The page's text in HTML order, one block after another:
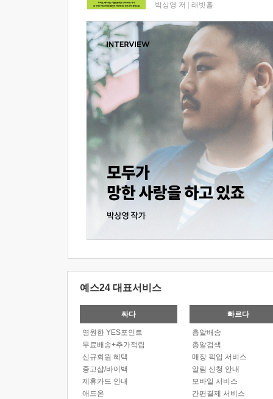
박상영 저 래빗홀
예스24 대표서비스
싸다
영원한 YES포인트
무료배송+추가적립
신규회원 혜택
중고샵/바이백
제휴카드 안내
애드온
빠르다
총알배송
총알검색
매장 픽업 서비스
알림 신청 안내
모바일 서비스
간편결제 서비스